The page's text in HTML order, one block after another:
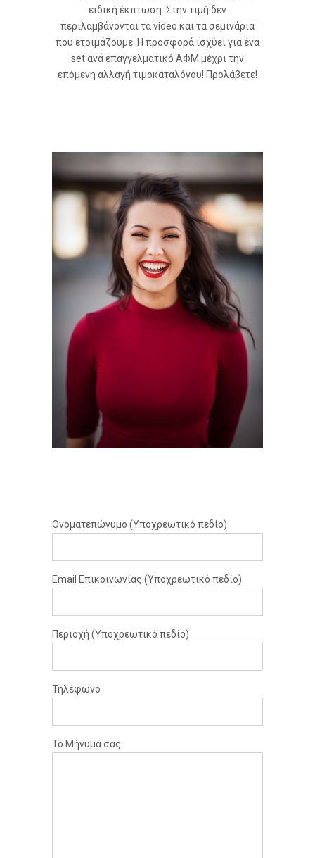
ειδική έκπτωση. Στην τιμή δεν
περιλαμβάνονται τα video και τα σεμινάρια
που ετοιμάζουμε. Η προσφορά ισχύει για ένα
set ανά επαγγελματικό ΑΦΜ μέχρι την
επόμενη αλλαγή τιμοκαταλόγου! Προλάβετε!
Ονοματεπώνυμο (Υποχρεωτικό πεδίο)
Email Επικοινωνίας (Υποχρεωτικό πεδίο)
Περιοχή (Υποχρεωτικό πεδίο)
Τηλέφωνο
Το Μήνυμα σας